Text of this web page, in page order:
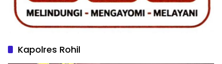
Kapolres Rohil